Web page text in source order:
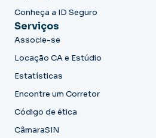
Conheça a ID Seguro
Serviços
Associe-se
Locação CA e Estúdio
Estatísticas
Encontre um Corretor
Código de ética
CâmaraSIN